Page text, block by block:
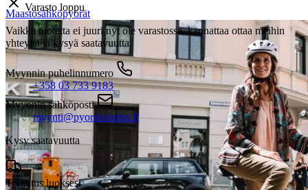
Maastosähköpyörät
Varasto loppu
Vaikka tuotetta ei juuri nyt ole varastossa, kannattaa ottaa meihin
yhteyttä ja kysyä saatavuutta.
Myynnin puhelinnumero
+358 03 733 9183
Myynnin sähköposti
myynti@pyorakauppa.fi
Kysy saatavuutta
Toimitus luoksesi